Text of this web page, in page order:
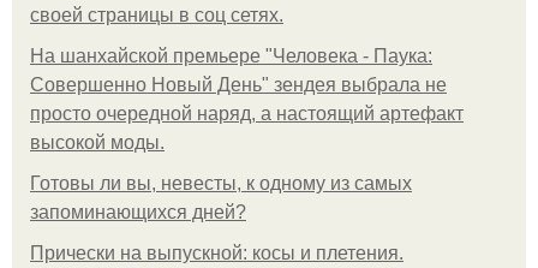
своей страницы в соц сетях.
На шанхайской премьере "Человека - Паука:
Совершенно Новый День" зендея выбрала не
просто очередной наряд, а настоящий артефакт
высокой моды.
Готовы ли вы, невесты, к одному из самых
запоминающихся дней?
Прически на выпускной: косы и плетения.